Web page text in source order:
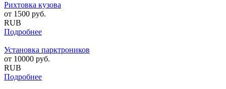
Рихтовка кузова
от 1500 руб.
RUB
Подробнее
Установка парктроников
от 10000 руб.
RUB
Подробнее